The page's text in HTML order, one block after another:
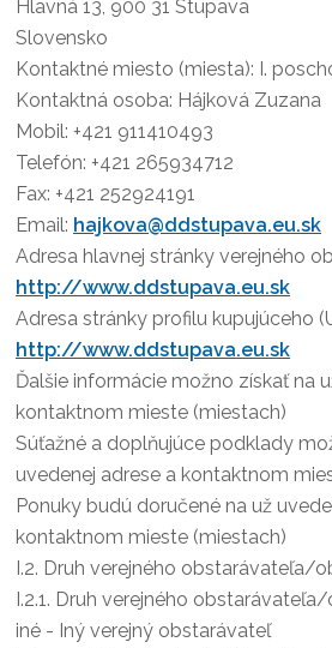
Hlavná 13, 900 31 Stupava
Slovensko
Kontaktné miesto (miesta): I.
Kontaktná osoba: Hájková Zuzana
Mobil: +421 911410493
Telefón: +421 265934712
Fax: +421 252924191
Email: hajkova@ddstupava.eu.sk
Adresa hlavnej stránky verejného
http://www.ddstupava.eu.sk
Adresa stránky profilu kupujúceho
http://www.ddstupava.eu.sk
Ďalšie informácie možno získať na
kontaktnom mieste (miestach)
Súťažné a doplňujúce podklady
uvedenej adrese a kontaktnom
Ponuky budú doručené na už
kontaktnom mieste (miestach)
I.2. Druh verejného obstarávateľa/
I.2.1. Druh verejného
iné - Iný verejný obstarávateľ